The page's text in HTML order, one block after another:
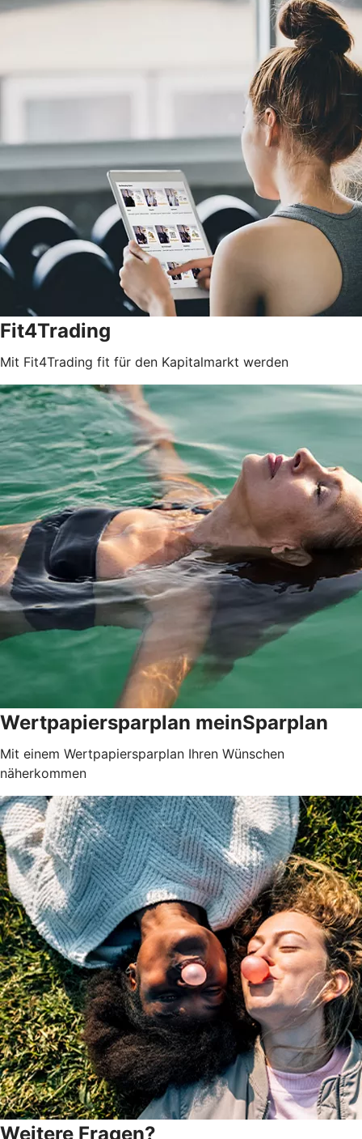
Fit4Trading
Mit Fit4Trading fit für den Kapitalmarkt werden
Wertpapiersparplan meinSparplan
Mit einem Wertpapiersparplan Ihren Wünschen
näherkommen
Weitere Fragen?